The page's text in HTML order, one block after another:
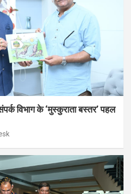
विभाग के ‘मुस्कुराता बस्तर’ पहल